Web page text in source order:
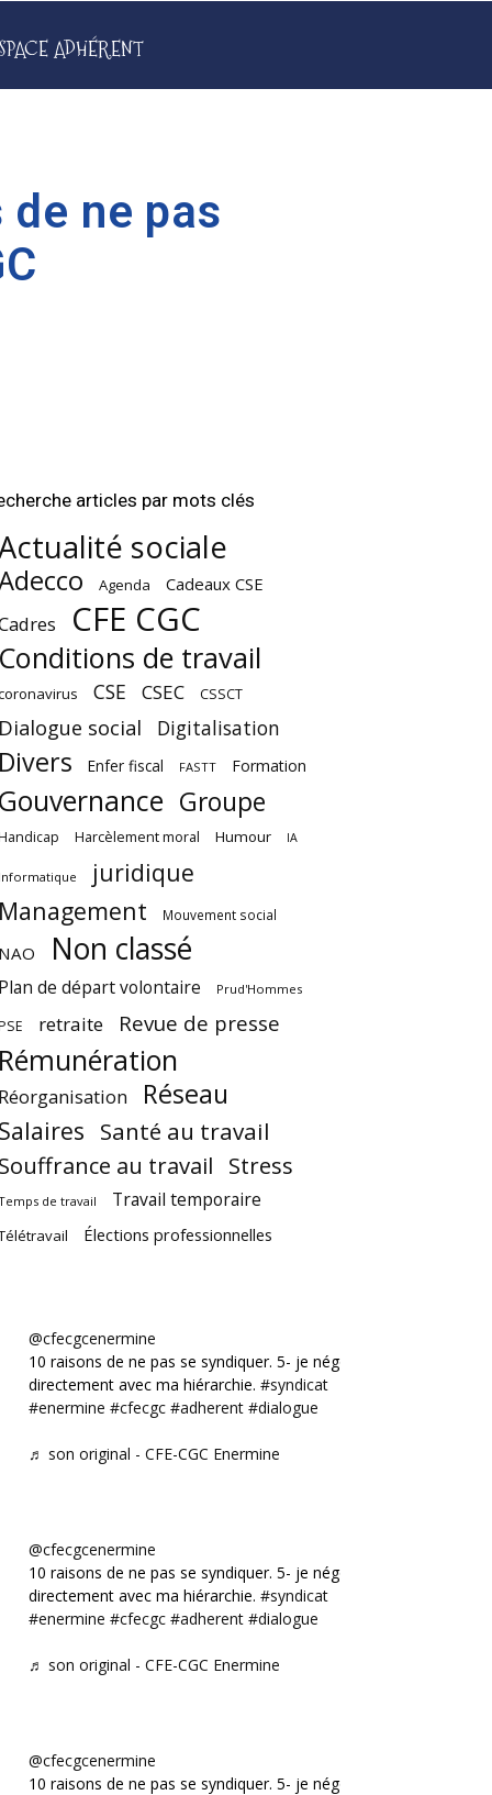
ADHÉRENT
ne pas
articles par mots clés
sociale
Agenda Cadeaux CSE
CFE CGC
Conditions de travail
CSE CSEC CSSCT
Dialogue social Digitalisation
Divers Enfer fiscal FASTT Formation
Gouvernance Groupe
Harcèlement moral Humour IA
Informatique
juridique
Management
Mouvement social
NAO Non classé
Plan de départ volontaire Prud'Hommes
retraite Revue de presse
Rémunération
Réorganisation Réseau
Salaires Santé au travail
Souffrance au travail Stress
de travail Travail temporaire
Élections professionnelles
@cfecgcenermine
10 raisons de ne pas se syndiquer. 5- je négocie
directement avec ma hiérarchie. #syndicat
#enermine #cfecgc #adherent #dialogue
♬ son original - CFE-CGC Enermine
@cfecgcenermine
10 raisons de ne pas se syndiquer. 5- je négocie
directement avec ma hiérarchie. #syndicat
#enermine #cfecgc #adherent #dialogue
♬ son original - CFE-CGC Enermine
@cfecgcenermine
10 raisons de ne pas se syndiquer. 5- je négocie